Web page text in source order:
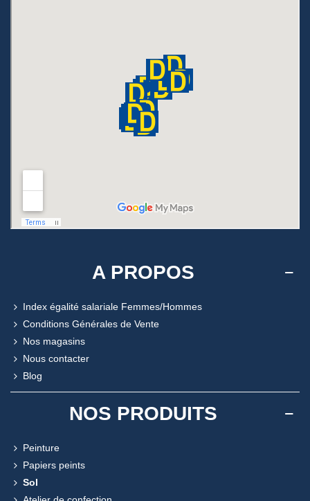
A PROPOS
Index égalité salariale Femmes/Hommes
Conditions Générales de Vente
Nos magasins
Nous contacter
Blog
NOS PRODUITS
Peinture
Papiers peints
Sol